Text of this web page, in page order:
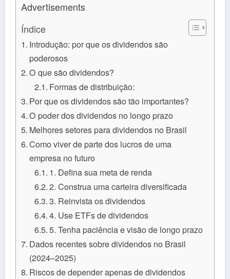
Advertisements
Índice
Introdução: por que os dividendos são
poderosos
O que são dividendos?
Formas de distribuição:
Por que os dividendos são tão importantes?
O poder dos dividendos no longo prazo
Melhores setores para dividendos no Brasil
Como viver de parte dos lucros de uma
empresa no futuro
1. Defina sua meta de renda
2. Construa uma carteira diversificada
3. Reinvista os dividendos
4. Use ETFs de dividendos
5. Tenha paciência e visão de longo prazo
Dados recentes sobre dividendos no Brasil
(2024–2025)
Riscos de depender apenas de dividendos